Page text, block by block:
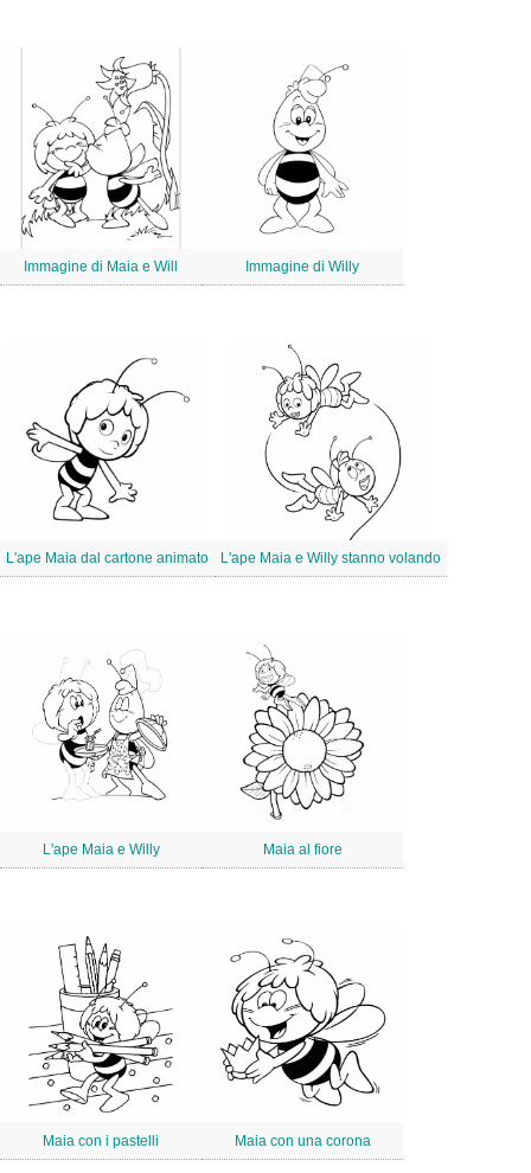
Immagine di Maia e Will Immagine di Willy
L'ape Maia dal cartone animato L'ape Maia e Willy stanno volando
L'ape Maia e Willy Maia al fiore
Maia con i pastelli Maia con una corona